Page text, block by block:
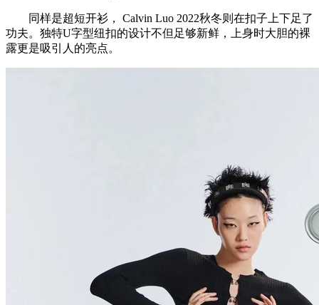
同样是超短开衫， Calvin Luo 2022秋冬则在扣子上下足了
功夫。独特U字型纽扣的设计不但足够新鲜，上身时大胆的裸
露更是吸引人的亮点。